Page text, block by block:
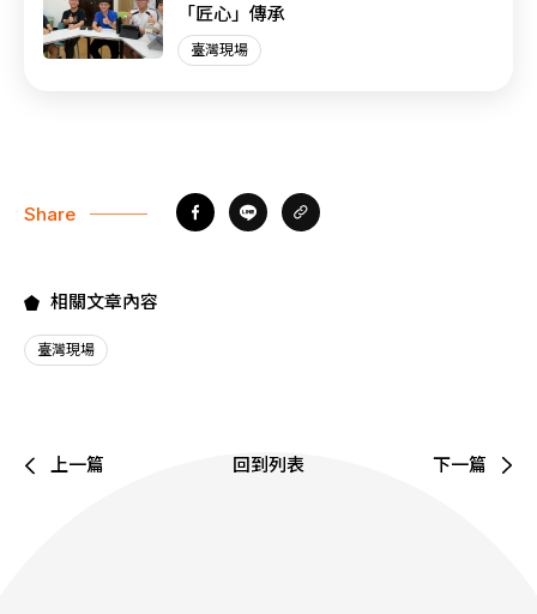
「匠心」傳承
臺灣現場
Share
相關文章內容
臺灣現場
上一篇 回到列表 下一篇